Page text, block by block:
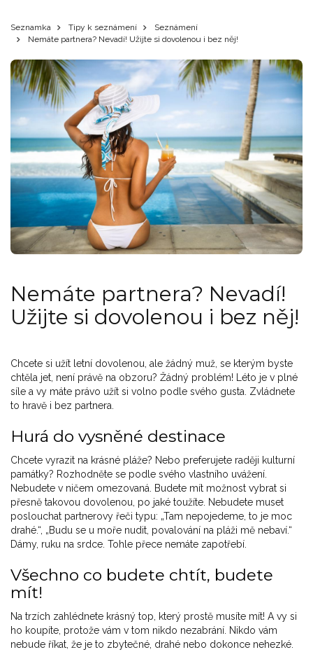
Seznamka Tipy k seznámení
Seznámení
Nemáte partnera? Nevadí! Užijte si dovolenou i bez něj!
Nemáte partnera? Nevadí!
Užijte si dovolenou i bez něj!
Chcete si užít letní dovolenou, ale žádný muž, se kterým byste
chtěla jet, není právě na obzoru? Žádný problém! Léto je v plné
síle a vy máte právo užít si volno podle svého gusta. Zvládnete
to hravě i bez partnera.
Hurá do vysněné destinace
Chcete vyrazit na krásné pláže? Nebo preferujete raději kulturní
památky? Rozhodněte se podle svého vlastního uvážení.
Nebudete v ničem omezovaná. Budete mít možnost vybrat si
přesně takovou dovolenou, po jaké toužíte. Nebudete muset
poslouchat partnerovy řeči typu: „Tam nepojedeme, to je moc
drahé.“, „Budu se u moře nudit, povalování na pláži mě nebaví.“
Dámy, ruku na srdce. Tohle přece nemáte zapotřebí.
Všechno co budete chtít, budete
mít!
Na trzích zahlédnete krásný top, který prostě musíte mít! A vy si
ho koupíte, protože vám v tom nikdo nezabrání. Nikdo vám
nebude říkat, že je to zbytečné, drahé nebo dokonce nehezké.